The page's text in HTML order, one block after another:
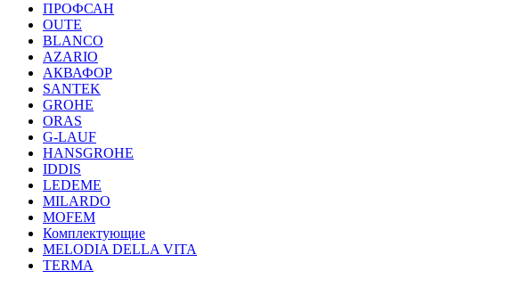
ПРОФСАН
OUTE
BLANCO
AZARIO
АКВАФОР
SANTEK
GROHE
ORAS
G-LAUF
HANSGROHE
IDDIS
LEDEME
MILARDO
MOFEM
Комплектующие
MELODIA DELLA VITA
TERMA